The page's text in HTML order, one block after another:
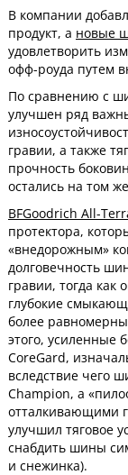
В компании
продукт, а новые
удовлетворить
офф-роуда путем
По сравнению с
улучшен ряд
гравии, а также
прочность
остались на том
BFGoodrich All-
протектора,
«внедорожным»
долговечность
гравии, тогда как
глубокие
более
этого, усиленные
CoreGard,
вследствие чего
Champion, а
отталкивающими
улучшил тяговое
снабдить шины
и снежинка).